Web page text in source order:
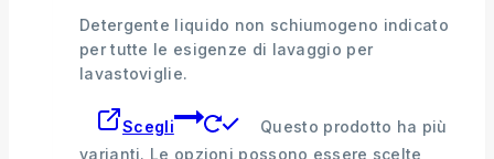
Detergente liquido non schiumogeno indicato
per tutte le esigenze di lavaggio per
lavastoviglie.
Scegli
Questo prodotto ha più
varianti. Le opzioni possono essere scelte